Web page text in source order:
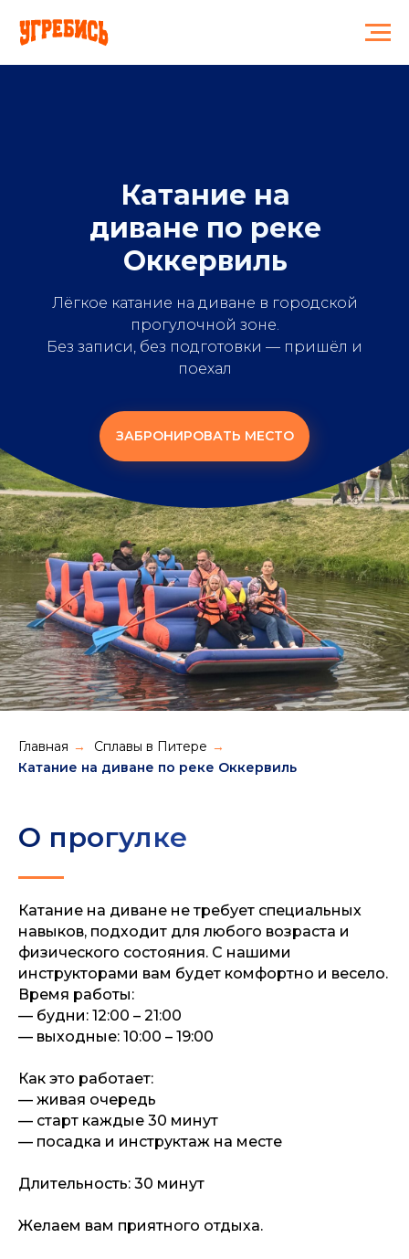
Катание на
диване по реке
Оккервиль
Лёгкое катание на диване в городской
прогулочной зоне.
Без записи, без подготовки — пришёл и
поехал
ЗАБРОНИРОВАТЬ МЕСТО
Главная → Сплавы в Питере →
Катание на диване по реке Оккервиль
О прогулке
Катание на диване не требует специальных
навыков, подходит для любого возраста и
физического состояния. С нашими
инструкторами вам будет комфортно и весело.
Время работы:
— будни: 12:00 – 21:00
— выходные: 10:00 – 19:00
Как это работает:
— живая очередь
— старт каждые 30 минут
— посадка и инструктаж на месте
Длительность: 30 минут
Желаем вам приятного отдыха.